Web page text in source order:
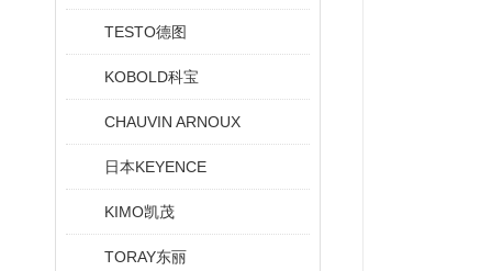
TESTO德图
KOBOLD科宝
CHAUVIN ARNOUX
日本KEYENCE
KIMO凯茂
TORAY东丽